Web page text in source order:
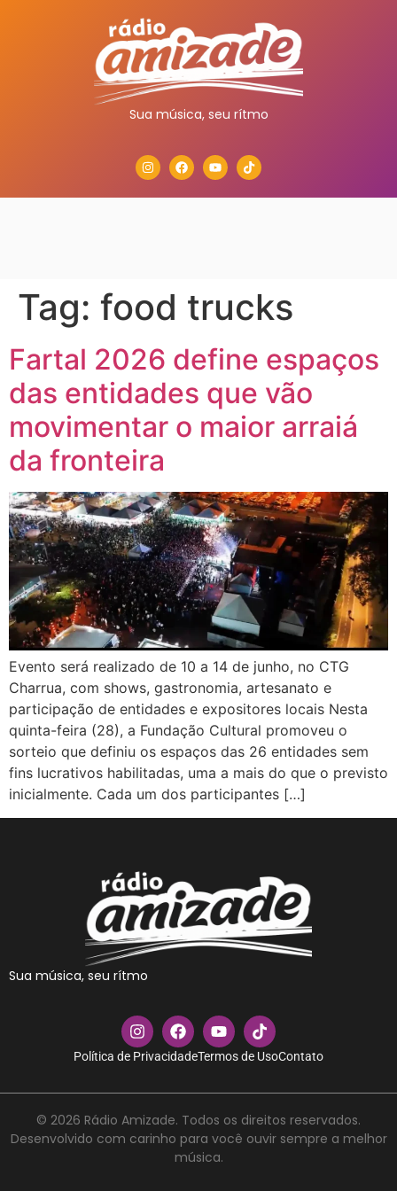
Sua música, seu rítmo
Tag: food trucks
Fartal 2026 define espaços
das entidades que vão
movimentar o maior arraiá
da fronteira
Evento será realizado de 10 a 14 de junho, no CTG
Charrua, com shows, gastronomia, artesanato e
participação de entidades e expositores locais Nesta
quinta-feira (28), a Fundação Cultural promoveu o
sorteio que definiu os espaços das 26 entidades sem
fins lucrativos habilitadas, uma a mais do que o previsto
inicialmente. Cada um dos participantes […]
Sua música, seu rítmo
Política de PrivacidadeTermos de UsoContato
© 2026 Rádio Amizade. Todos os direitos reservados.
Desenvolvido com carinho para você ouvir sempre a melhor
música.